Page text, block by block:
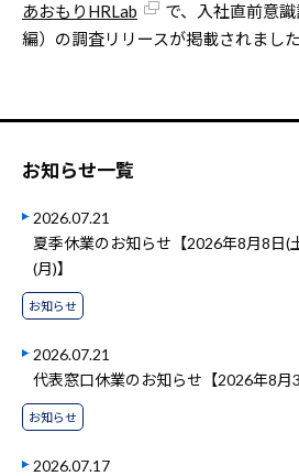
あおもりHRLab
で、入社直前意
編）の調査リリースが掲載されました
お知らせ一覧
2026.07.21
夏季休業のお知らせ【2026年8月8日(
(月)】
お知らせ
2026.07.21
代表窓口休業のお知らせ【2026年8月
お知らせ
2026.07.17